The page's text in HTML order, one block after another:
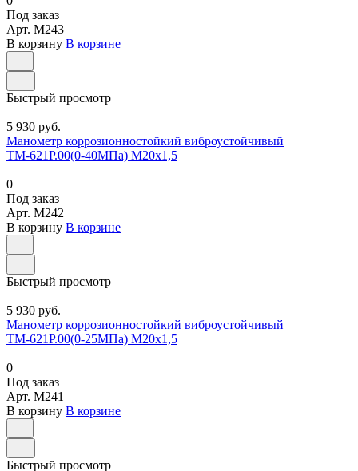
Под заказ
Арт. M243
В корзину В корзине
Быстрый просмотр
5 930 руб.
Манометр коррозионностойкий виброустойчивый
ТМ-621Р.00(0-40МПа) М20х1,5
0
Под заказ
Арт. M242
В корзину В корзине
Быстрый просмотр
5 930 руб.
Манометр коррозионностойкий виброустойчивый
ТМ-621Р.00(0-25МПа) М20х1,5
0
Под заказ
Арт. M241
В корзину В корзине
Быстрый просмотр